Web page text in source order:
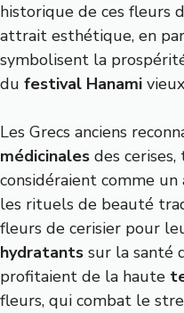
historique de ces fleurs
attrait esthétique, en
symbolisent la
du festival Hanami
Les Grecs anciens
médicinales des
considéraient comme
les rituels de beauté
fleurs de cerisier pour
hydratants sur la santé
profitaient de la haute
fleurs, qui combat le